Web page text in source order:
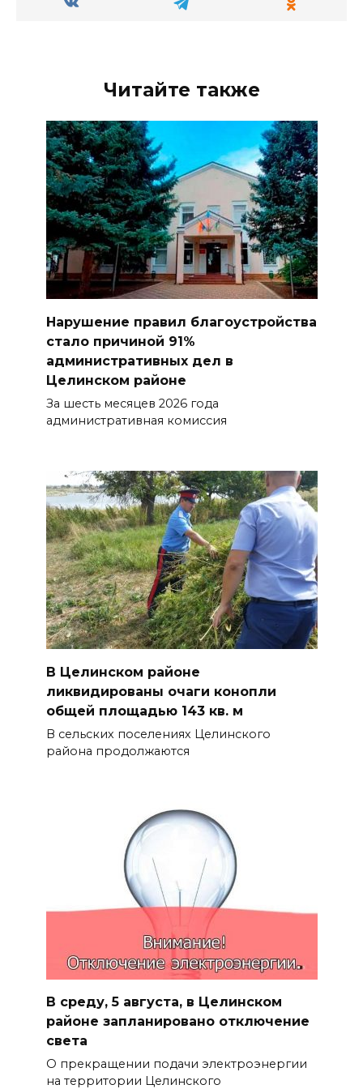
Читайте также
Нарушение правил благоустройства
стало причиной 91%
административных дел в
Целинском районе
За шесть месяцев 2026 года
административная комиссия
В Целинском районе
ликвидированы очаги конопли
общей площадью 143 кв. м
В сельских поселениях Целинского
района продолжаются
В среду, 5 августа, в Целинском
районе запланировано отключение
света
О прекращении подачи электроэнергии
на территории Целинского